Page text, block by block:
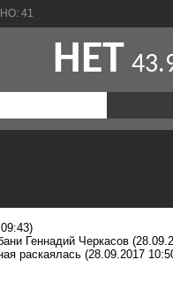
Геннадий Черкасов
раскаялась (28.09.2017